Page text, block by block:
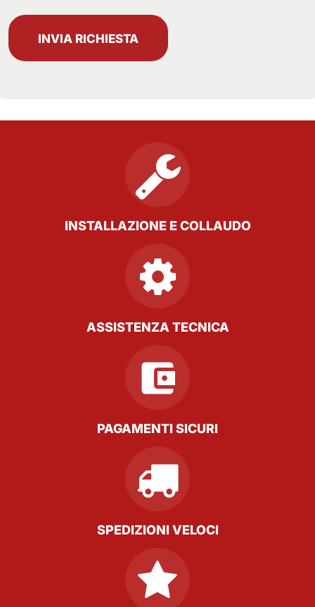
INVIA RICHIESTA
INSTALLAZIONE E COLLAUDO
ASSISTENZA TECNICA
PAGAMENTI SICURI
SPEDIZIONI VELOCI